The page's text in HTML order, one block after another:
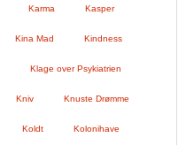
Karma Kasper
Kina Mad Kindness
Klage over Psykiatrien
Kniv Knuste Drømme
Koldt Kolonihave